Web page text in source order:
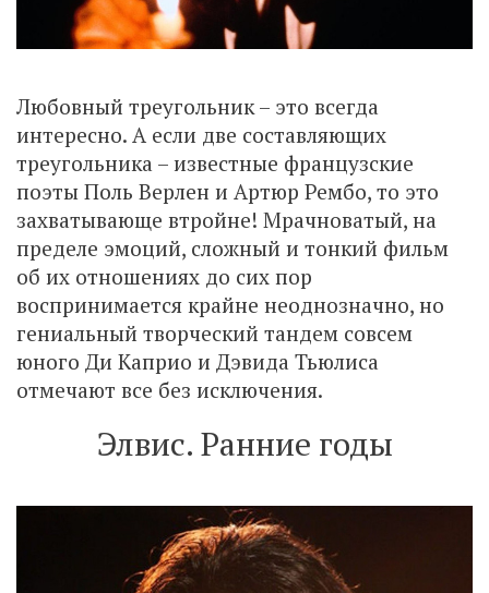
Любовный треугольник – это всегда
интересно. А если две составляющих
треугольника – известные французские
поэты Поль Верлен и Артюр Рембо, то это
захватывающе втройне! Мрачноватый, на
пределе эмоций, сложный и тонкий фильм
об их отношениях до сих пор
воспринимается крайне неоднозначно, но
гениальный творческий тандем совсем
юного Ди Каприо и Дэвида Тьюлиса
отмечают все без исключения.
Элвис. Ранние годы